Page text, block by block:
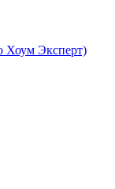
Хоум Эксперт)